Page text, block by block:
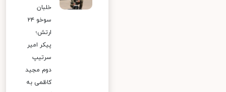
خلبان
سوخو ۲۴
ارتش؛
پیکر امیر
سرتیپ
دوم مجید
کاظمی به